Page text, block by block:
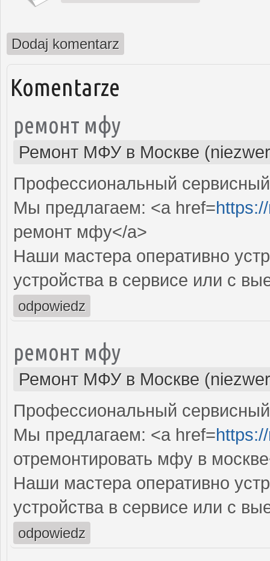
Dodaj komentarz
Komentarze
ремонт мфу
Ремонт МФУ в Москве
Профессиональный
Мы предлагаем: <a href=
ремонт мфу</a>
Наши мастера оперативно
устройства в сервисе или с
odpowiedz
ремонт мфу
Ремонт МФУ в Москве
Профессиональный
Мы предлагаем: <a href=
отремонтировать мфу в
Наши мастера оперативно
устройства в сервисе или с
odpowiedz